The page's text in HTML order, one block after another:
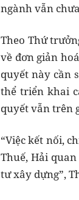
ngành vẫn
Theo Thứ
về đơn giản
quyết này cần
thể triển khai
quyết vẫn trên
“Việc kết nối,
Thuế, Hải
tư xây dựng”,